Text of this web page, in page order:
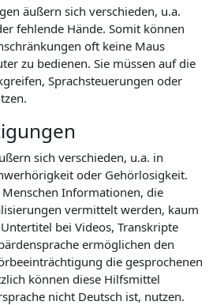
äußern sich verschieden, u.a.
fehlende Hände. Somit können
oft keine Maus
zu bedienen. Sie müssen auf die
Sprachsteuerungen oder
sich verschieden, u.a. in
oder Gehörlosigkeit.
Informationen, die
vermittelt werden, kaum
bei Videos, Transkripte
ermöglichen den
die gesprochenen
können diese Hilfsmittel
nicht Deutsch ist, nutzen.